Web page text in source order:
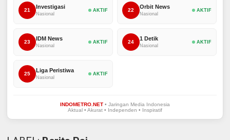
21
Investigasi
Nasional
AKTIF 22
Orbit News
Nasional
AKTIF
23
IDM News
Nasional
AKTIF 24
1 Detik
Nasional
AKTIF
25
Liga Peristiwa
Nasional
AKTIF
INDOMETRO.NET• Jaringan Media Indonesia
Aktual • Akurat • Independen • Inspiratif